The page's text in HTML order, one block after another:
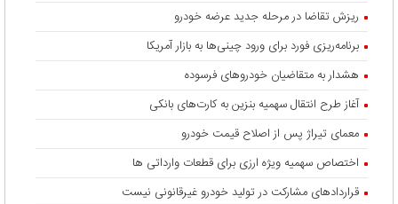
ریزش تقاضا در مرحله جدید عرضه خودرو
برنامه‌ریزی فورد برای ورود چینی‌ها به بازار آمریکا
هشدار به متقاضیان خودروهای فرسوده
آغاز طرح انتقال سهمیه بنزین به کارت‌های بانکی
معمای تیراژ پس از اصلاح قیمت خودرو
اختصاص سهمیه ویژه ارزی برای قطعات وارداتی ها
قراردادهای مشارکت در تولید خودرو غیرقانونی نیست